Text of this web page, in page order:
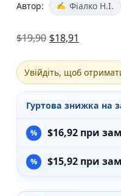
Автор: Фіалко Н.І.
$19,90 $18,91
Увійдіть, щоб
Гуртова знижка на
$16,92 при
$15,92 при